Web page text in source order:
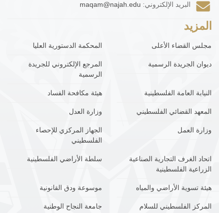
البريد الإلكتروني: maqam@najah.edu
المزيد
مجلس القضاء الأعلى المحكمة الدستورية العليا
ديوان الجريدة الرسمية
المرجع الإلكتروني للجريدة
الرسمية
النيابة العامة الفلسطينية هيئة مكافحة الفساد
المعهد القضائي الفلسطيني وزارة العدل
وزارة العمل
الجهاز المركزي للإحصاء
الفلسطيني
اتحاد الغرف التجارية الصناعية
الزراعية الفلسطينية
سلطة الأراضي الفلسطينية
هيئة تسوية الأراضي والمياه موسوعة ودق القانونية
المركز الفلسطيني للسلام
جامعة النجاح الوطنية